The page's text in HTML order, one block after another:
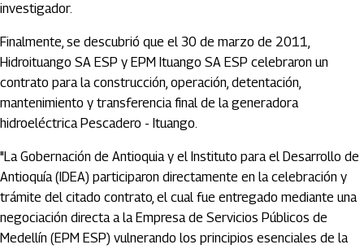
investigador.
Finalmente, se descubrió que el 30 de marzo de 2011,
Hidroituango SA ESP y EPM Ituango SA ESP celebraron un
contrato para la construcción, operación, detentación,
mantenimiento y transferencia final de la generadora
hidroeléctrica Pescadero - Ituango.
"La Gobernación de Antioquia y el Instituto para el Desarrollo de
Antioquía (IDEA) participaron directamente en la celebración y
trámite del citado contrato, el cual fue entregado mediante una
negociación directa a la Empresa de Servicios Públicos de
Medellín (EPM ESP) vulnerando los principios esenciales de la